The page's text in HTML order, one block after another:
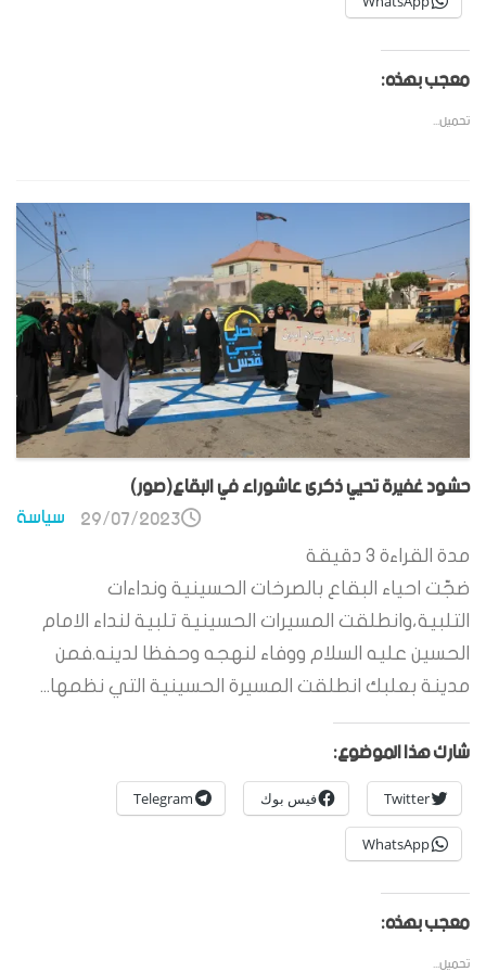
معجب بهذه:
تحميل...
حشود غفيرة تحيي ذكرى عاشوراء في البقاع(صور)
سياسة 29/07/2023
مدة القراءة 3 دقيقة
ضجّت احياء البقاع بالصرخات الحسينية ونداءات
التلبية،وانطلقت المسيرات الحسينية تلبية لنداء الامام
الحسين عليه السلام ووفاء لنهجه وحفظا لدينه.فمن
مدينة بعلبك انطلقت المسيرة الحسينية التي نظمها...
شارك هذا الموضوع:
Twitter فيس بوك Telegram
WhatsApp
معجب بهذه:
تحميل...